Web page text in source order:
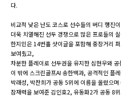
다.
비교적 낮은 난도 코스로 선수들의 버디 행진
더욱 치열해진 선두 경쟁으로 많은 프로들의
한지민은 14번홀 샷이글을 포함해 중장거리
보여줬고,
차분한 플레이로 선두권을 유지한 심현우와
이 밖에 스크린골프AI 송한백과, 공격적인 플
박래성, 박찬희가 공동 5위에 이름을 올렸으
잠재력을 보여준 김인호2, 유동화2가 공동 8